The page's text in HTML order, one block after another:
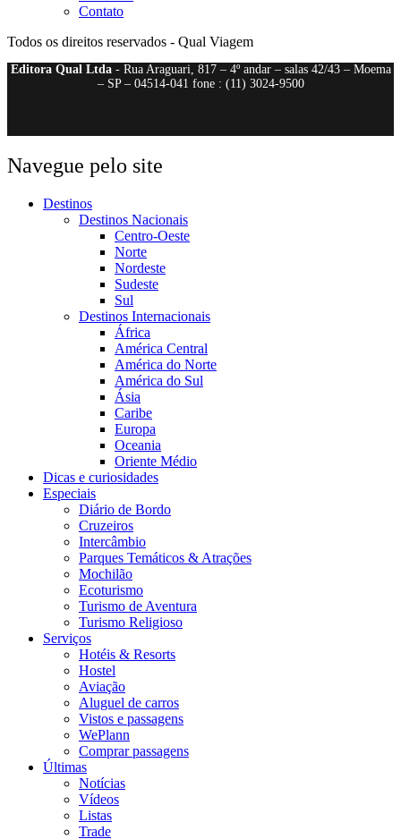
Contato
Todos os direitos reservados - Qual Viagem
Editora Qual Ltda- Rua Araguari, 817 – 4º andar – salas 42/43 – Moema
– SP – 04514-041 fone : (11) 3024-9500
Navegue pelo site
Destinos
Destinos Nacionais
Centro-Oeste
Norte
Nordeste
Sudeste
Sul
Destinos Internacionais
África
América Central
América do Norte
América do Sul
Ásia
Caribe
Europa
Oceania
Oriente Médio
Dicas e curiosidades
Especiais
Diário de Bordo
Cruzeiros
Intercâmbio
Parques Temáticos & Atrações
Mochilão
Ecoturismo
Turismo de Aventura
Turismo Religioso
Serviços
Hotéis & Resorts
Hostel
Aviação
Aluguel de carros
Vistos e passagens
WePlann
Comprar passagens
Últimas
Notícias
Vídeos
Listas
Trade